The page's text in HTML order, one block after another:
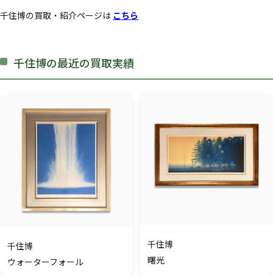
千住博の買取・紹介ページは こちら
千住博の最近の買取実績
千住博
ウォーターフォール
千住博
曙光